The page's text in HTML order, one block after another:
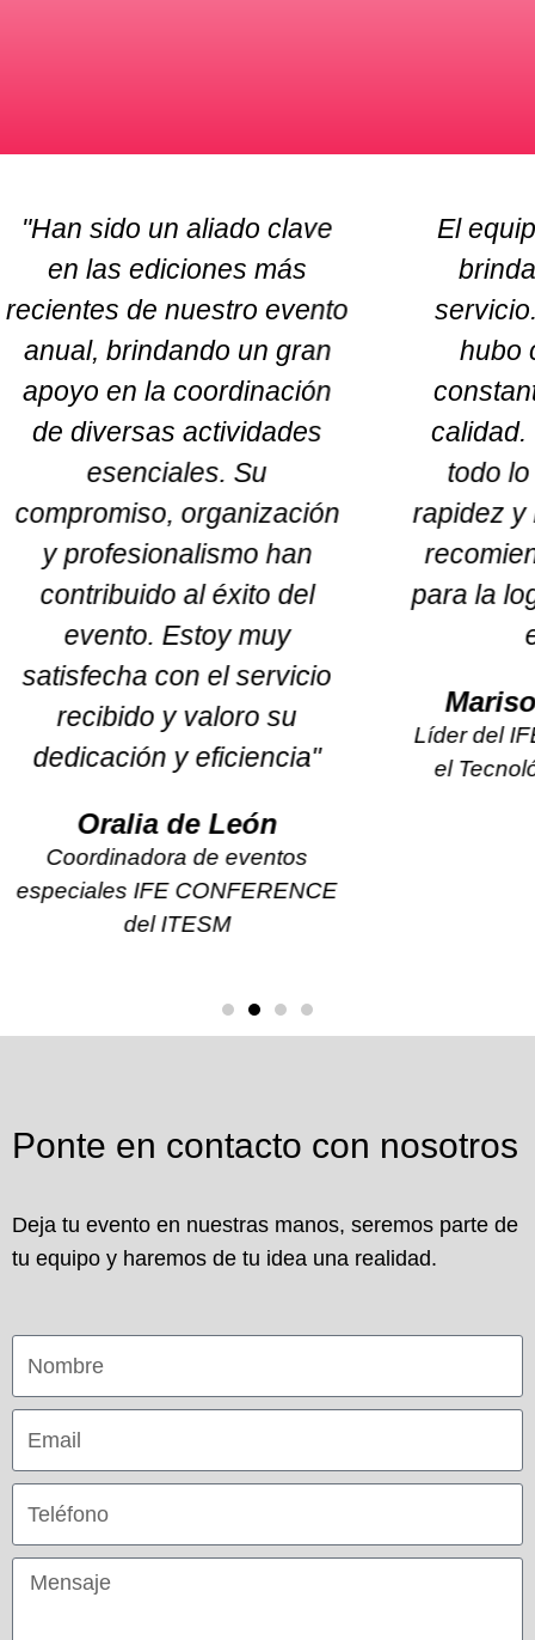
El equipo de Cintermex
brinda un excelente
servicio. Desde el inicio
hubo comunicación
constante y atención de
calidad. Cumplieron con
todo lo solicitado, con
rapidez y buen trabajo. Los
recomiendo ampliamente
para la logística de eventos
exitosos.
Marisol Díaz Infante
Líder del IFE EdTech Summit en
el Tecnológico de Monterrey
y
eventos
un
Líder de
Ponte en contacto con nosotros
Deja tu evento en nuestras manos, seremos parte de
tu equipo y haremos de tu idea una realidad.